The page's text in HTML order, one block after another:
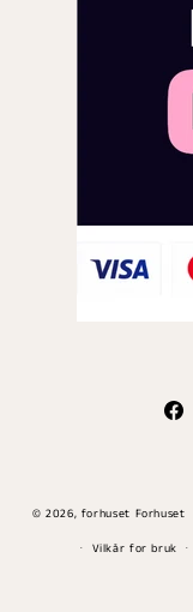
© 2026, forhuset Forhuset
Vilkår for bruk